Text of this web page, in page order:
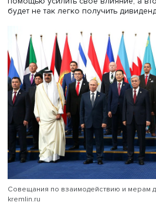
Говоря о возможном участии в
стран, не расположенных на
значительные политические и
Андрей Бакланов отметил,
Южной и Восточной Азии
экономических организаций.
паназиатской организации не
отказываться от него
следует ставить барьеры и для
качестве Израиля, Южной
Зеландии, играющих важную
регионе. Сейчас, полагает он,
который работает достаточно
Профессор Бакланов
ждать однозначного
будущий союз, большинство
реализации этой идеи. Крупные